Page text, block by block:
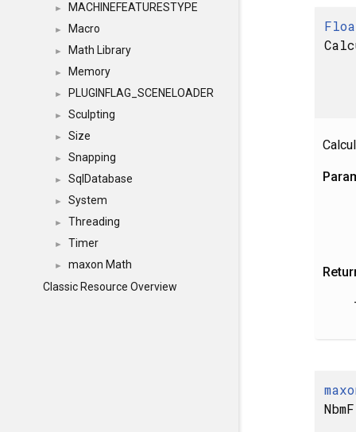
► MACHINEFEATURESTYPE
► Macro
► Math Library
► Memory
► PLUGINFLAG_SCENELOADER
► Sculpting
► Size
► Snapping
► SqlDatabase
► System
► Threading
► Timer
►
maxon Math
Classic Resource Overview